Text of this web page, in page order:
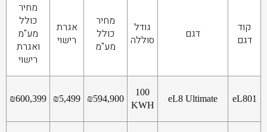
קוד
דגם
דגם
גודל
סוללה
מחיר
כולל
מע"מ
אגרת
רישוי
מחיר
כולל
מע"מ
ואגרת
רישוי
eL801
eL8 Ultimate
100
KWH
₪594,900
₪5,499
₪600,399